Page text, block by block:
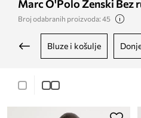
Marc O'Polo Ženski Bez
Broj odabranih proizvoda: 45
bluze i košulje